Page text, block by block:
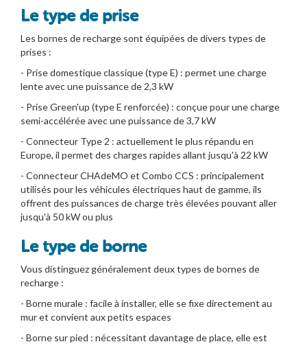
Le type de prise
Les bornes de recharge sont équipées de divers types de
prises :
- Prise domestique classique (type E) : permet une charge
lente avec une puissance de 2,3 kW
- Prise Green'up (type E renforcée) : conçue pour une charge
semi-accélérée avec une puissance de 3,7 kW
- Connecteur Type 2 : actuellement le plus répandu en
Europe, il permet des charges rapides allant jusqu'à 22 kW
- Connecteur CHAdeMO et Combo CCS : principalement
utilisés pour les véhicules électriques haut de gamme, ils
offrent des puissances de charge très élevées pouvant aller
jusqu'à 50 kW ou plus
Le type de borne
Vous distinguez généralement deux types de bornes de
recharge :
- Borne murale : facile à installer, elle se fixe directement au
mur et convient aux petits espaces
- Borne sur pied : nécessitant davantage de place, elle est